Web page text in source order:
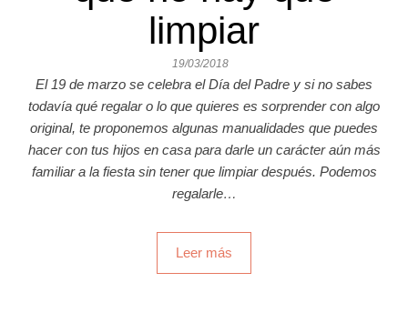
limpiar
19/03/2018
El 19 de marzo se celebra el Día del Padre y si no sabes
todavía qué regalar o lo que quieres es sorprender con algo
original, te proponemos algunas manualidades que puedes
hacer con tus hijos en casa para darle un carácter aún más
familiar a la fiesta sin tener que limpiar después. Podemos
regalarle…
Leer más